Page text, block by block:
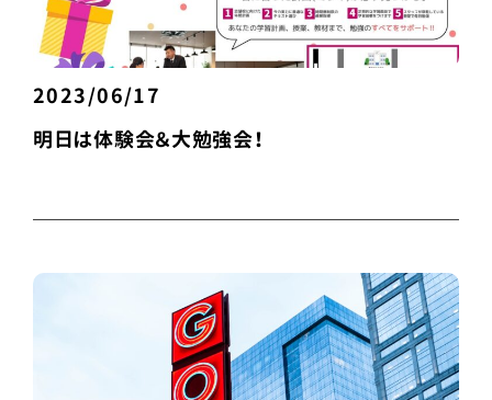
2023/06/17
明日は体験会＆大勉強会！